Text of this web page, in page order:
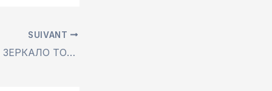
SUIVANT
КРАКЕН ОНИОН ЗЕРКАЛО ТОР ДАРКНЕТ ССЫЛКА